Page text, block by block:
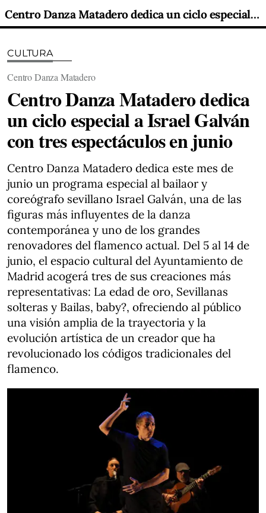
Centro Danza Matadero dedica un ciclo especial a Israel Galván con tres espectáculos en junio
CULTURA
Centro Danza Matadero
Centro Danza Matadero dedica
un ciclo especial a Israel Galván
con tres espectáculos en junio
Centro Danza Matadero dedica este mes de
junio un programa especial al bailaor y
coreógrafo sevillano Israel Galván, una de las
figuras más influyentes de la danza
contemporánea y uno de los grandes
renovadores del flamenco actual. Del 5 al 14 de
junio, el espacio cultural del Ayuntamiento de
Madrid acogerá tres de sus creaciones más
representativas: La edad de oro, Sevillanas
solteras y Bailas, baby?, ofreciendo al público
una visión amplia de la trayectoria y la
evolución artística de un creador que ha
revolucionado los códigos tradicionales del
flamenco.